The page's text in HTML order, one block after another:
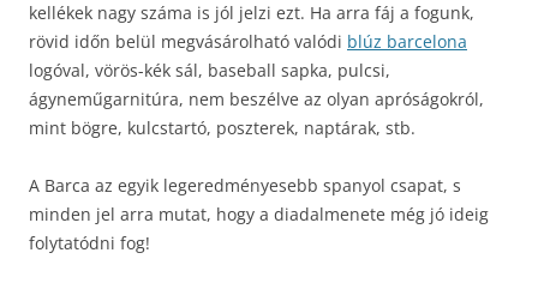
kellékek nagy száma is jól jelzi ezt. Ha arra fáj a fogunk,
rövid időn belül megvásárolható valódi blúz barcelona
logóval, vörös-kék sál, baseball sapka, pulcsi,
ágyneműgarnitúra, nem beszélve az olyan apróságokról,
mint bögre, kulcstartó, poszterek, naptárak, stb.
A Barca az egyik legeredményesebb spanyol csapat, s
minden jel arra mutat, hogy a diadalmenete még jó ideig
folytatódni fog!